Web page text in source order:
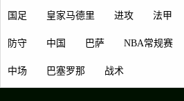
国足 皇家马德里 进攻 法甲
防守 中国 巴萨 NBA常规赛
中场 巴塞罗那 战术